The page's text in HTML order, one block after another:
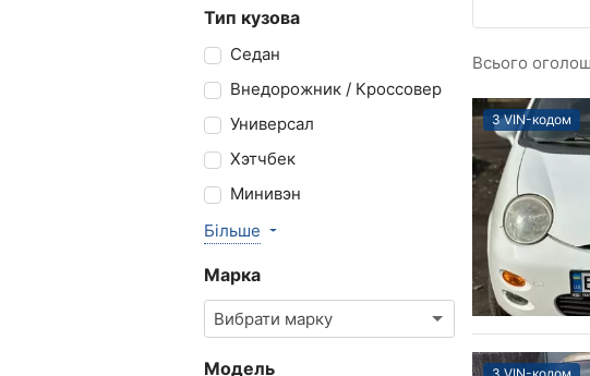
Тип кузова
Седан
Внедорожник / Кроссовер
Универсал
Хэтчбек
Минивэн
Більше
Марка
Вибрати марку
Модель
Всього
З VIN-кодом